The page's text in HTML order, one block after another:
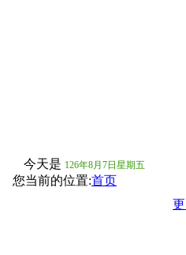
今天是 126年8月7日星期五
您当前的位置:首页